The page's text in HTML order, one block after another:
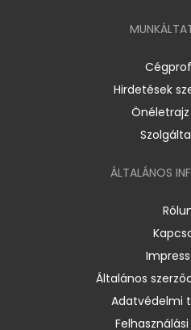
Hirdetések
ÁLTALÁNOS
Általános
Adatvédelmi